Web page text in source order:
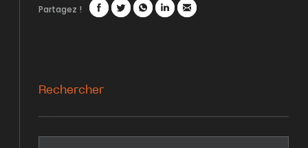
Partagez !
Rechercher